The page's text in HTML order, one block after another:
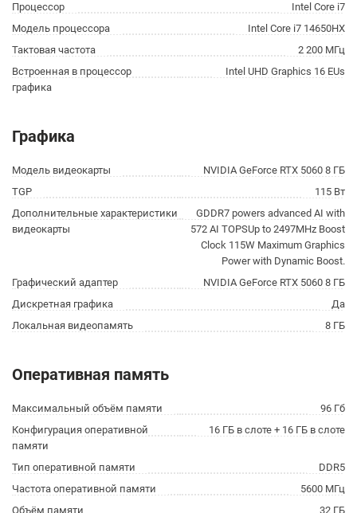
Процессор
Intel Core i7
Модель процессора
Intel Core i7 14650HX
Тактовая частота
2 200 МГц
Встроенная в процессор
графика
Intel UHD Graphics 16 EUs
Графика
Модель видеокарты
NVIDIA GeForce RTX 5060 8 ГБ
TGP
115 Вт
Дополнительные характеристики
видеокарты
GDDR7 powers advanced AI with
572 AI TOPSUp to 2497MHz Boost
Clock 115W Maximum Graphics
Power with Dynamic Boost.
Графический адаптер
NVIDIA GeForce RTX 5060 8 ГБ
Дискретная графика
Да
Локальная видеопамять
8 ГБ
Оперативная память
Максимальный объём памяти
96 Гб
Конфигурация оперативной
памяти
16 ГБ в слоте + 16 ГБ в слоте
Тип оперативной памяти
DDR5
Частота оперативной памяти
5600 МГц
Объём памяти
32 ГБ